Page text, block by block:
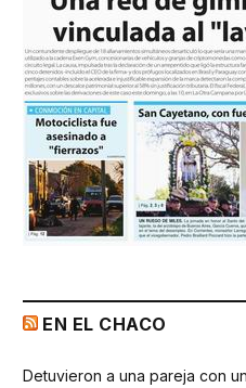
EN EL CHACO
Detuvieron a una pareja con